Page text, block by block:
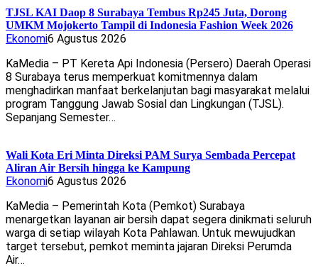
TJSL KAI Daop 8 Surabaya Tembus Rp245 Juta, Dorong
UMKM Mojokerto Tampil di Indonesia Fashion Week 2026
Ekonomi6 Agustus 2026
KaMedia – PT Kereta Api Indonesia (Persero) Daerah Operasi
8 Surabaya terus memperkuat komitmennya dalam
menghadirkan manfaat berkelanjutan bagi masyarakat melalui
program Tanggung Jawab Sosial dan Lingkungan (TJSL).
Sepanjang Semester…
Wali Kota Eri Minta Direksi PAM Surya Sembada Percepat
Aliran Air Bersih hingga ke Kampung
Ekonomi6 Agustus 2026
KaMedia – Pemerintah Kota (Pemkot) Surabaya
menargetkan layanan air bersih dapat segera dinikmati seluruh
warga di setiap wilayah Kota Pahlawan. Untuk mewujudkan
target tersebut, pemkot meminta jajaran Direksi Perumda
Air…